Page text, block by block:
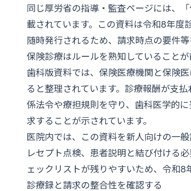
同じ厚労省の指導・監査ページには、
載されています。この資料は令和8年度
随時発行されるため、請求時点の要件
保険診療はルールを熟知していること
歯科版資料では、保険医療機関と保険
ると整理されています。診療報酬が支
係法令や療担規則を守り、歯科医学的
求することが示されています。
医院内では、この資料を新人向けの一
レセプト点検、患者説明と結び付ける
ェックリストが残りやすいため、令和8
診療録と請求の整合性を確認する